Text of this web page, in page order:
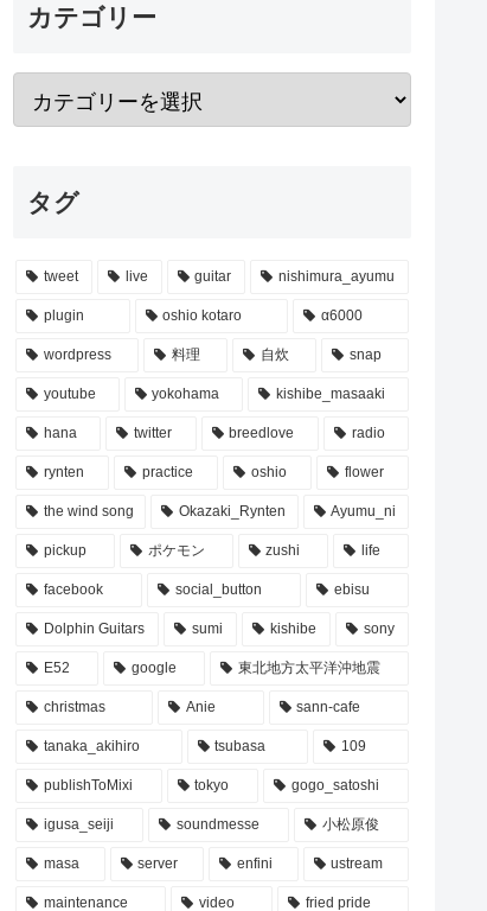
カテゴリー
タグ
tweet live guitar nishimura_ayumu
plugin oshio kotaro α6000
wordpress 料理 自炊 snap
youtube yokohama kishibe_masaaki
hana twitter breedlove radio
rynten practice oshio flower
the wind song Okazaki_Rynten Ayumu_ni
pickup ポケモン zushi life
facebook social_button ebisu
Dolphin Guitars sumi kishibe sony
E52 google 東北地方太平洋沖地震
christmas Anie sann-cafe
tanaka_akihiro tsubasa 109
publishToMixi tokyo gogo_satoshi
igusa_seiji soundmesse 小松原俊
masa server enfini ustream
maintenance video fried pride